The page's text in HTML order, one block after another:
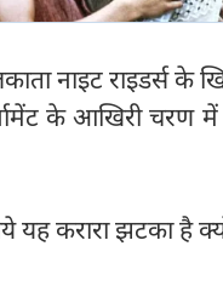
नाइट राइडर्स के
के आखिरी चरण
यह करारा झटका है